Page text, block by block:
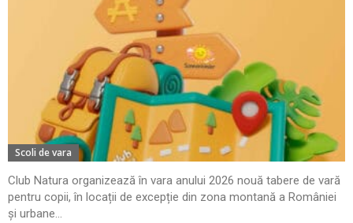
Scoli de vara
Club Natura organizează în vara anului 2026 nouă tabere de vară
pentru copii, în locații de excepție din zona montană a României
și urbane...